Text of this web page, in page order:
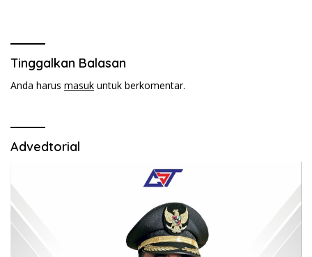
Tinggalkan Balasan
Anda harus masuk untuk berkomentar.
Advedtorial